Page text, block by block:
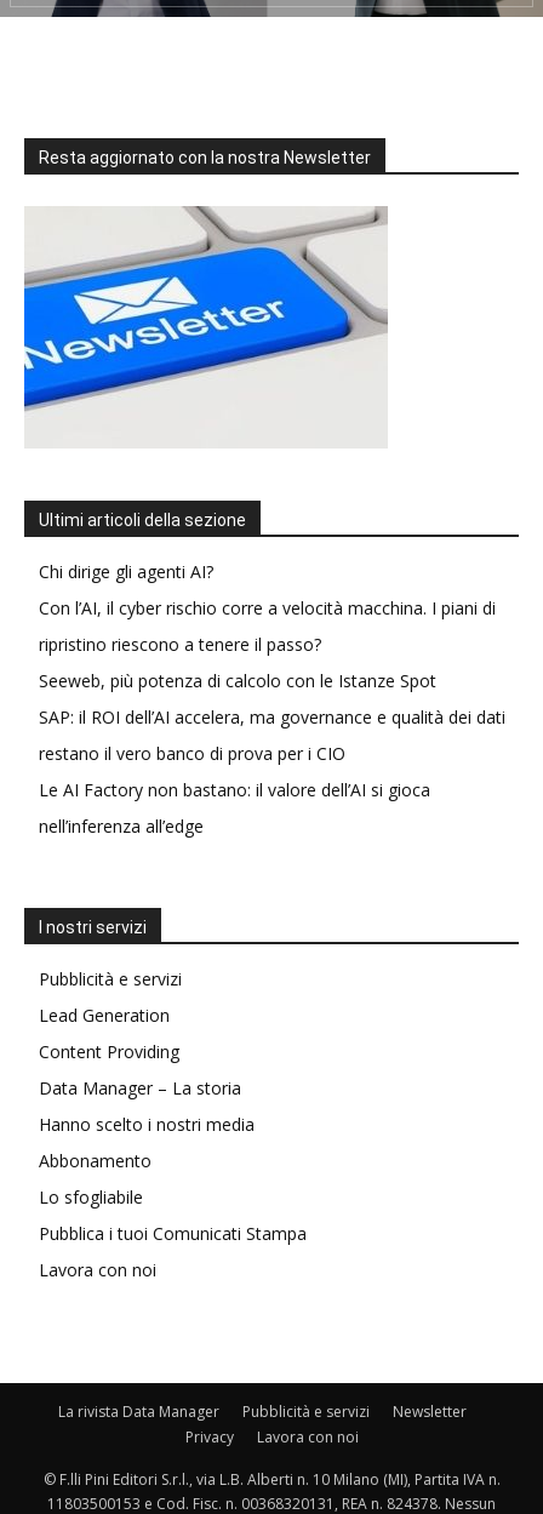
Resta aggiornato con la nostra Newsletter
Ultimi articoli della sezione
Chi dirige gli agenti AI?
Con l’AI, il cyber rischio corre a velocità macchina. I piani di
ripristino riescono a tenere il passo?
Seeweb, più potenza di calcolo con le Istanze Spot
SAP: il ROI dell’AI accelera, ma governance e qualità dei dati
restano il vero banco di prova per i CIO
Le AI Factory non bastano: il valore dell’AI si gioca
nell’inferenza all’edge
I nostri servizi
Pubblicità e servizi
Lead Generation
Content Providing
Data Manager – La storia
Hanno scelto i nostri media
Abbonamento
Lo sfogliabile
Pubblica i tuoi Comunicati Stampa
Lavora con noi
La rivista Data Manager Pubblicità e servizi
Newsletter
Privacy
Lavora con noi
© F.lli Pini Editori S.r.l., via L.B. Alberti n. 10 Milano (MI), Partita IVA n.
11803500153 e Cod. Fisc. n. 00368320131, REA n. 824378. Nessun